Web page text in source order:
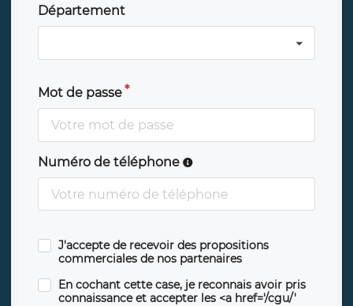
Département
Mot de passe
Numéro de téléphone
J'accepte de recevoir des propositions
commerciales de nos partenaires
En cochant cette case, je reconnais avoir pris
connaissance et accepter les <a href='/cgu/'